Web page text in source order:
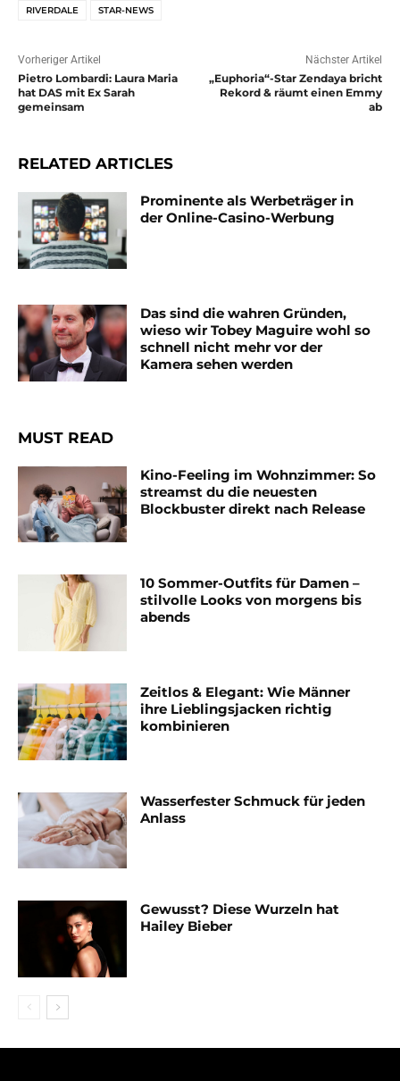
RIVERDALE STAR-NEWS
Vorheriger Artikel
Pietro Lombardi: Laura Maria
hat DAS mit Ex Sarah
gemeinsam
Nächster Artikel
„Euphoria“-Star Zendaya bricht
Rekord & räumt einen Emmy
ab
RELATED ARTICLES
Prominente als Werbeträger in
der Online-Casino-Werbung
Das sind die wahren Gründen,
wieso wir Tobey Maguire wohl so
schnell nicht mehr vor der
Kamera sehen werden
MUST READ
Kino-Feeling im Wohnzimmer: So
streamst du die neuesten
Blockbuster direkt nach Release
10 Sommer-Outfits für Damen –
stilvolle Looks von morgens bis
abends
Zeitlos & Elegant: Wie Männer
ihre Lieblingsjacken richtig
kombinieren
Wasserfester Schmuck für jeden
Anlass
Gewusst? Diese Wurzeln hat
Hailey Bieber